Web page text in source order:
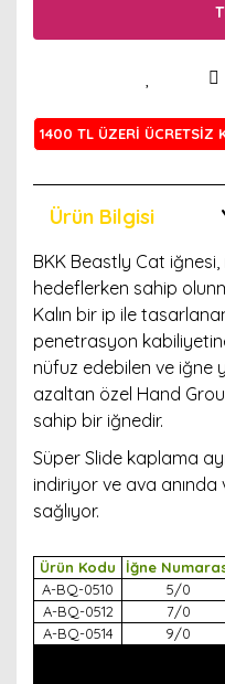
1400 TL ÜZERİ ÜCRETSİZ
Ürün Bilgisi
BKK Beastly Cat iğnesi,
hedeflerken sahip
Kalın bir ip ile
penetrasyon
nüfuz edebilen ve iğne
azaltan özel Hand
sahip bir iğnedir.
Süper Slide kaplama
indiriyor ve ava
sağlıyor.
Ürün Kodu İğne
A-BQ-0510
5/0
A-BQ-0512
7/0
A-BQ-0514
9/0